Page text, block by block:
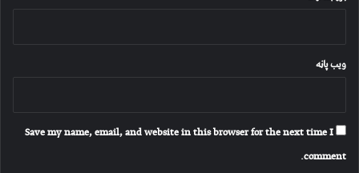
ویب پاڼه
Save my name, email, and website in this browser for the next time I
comment.